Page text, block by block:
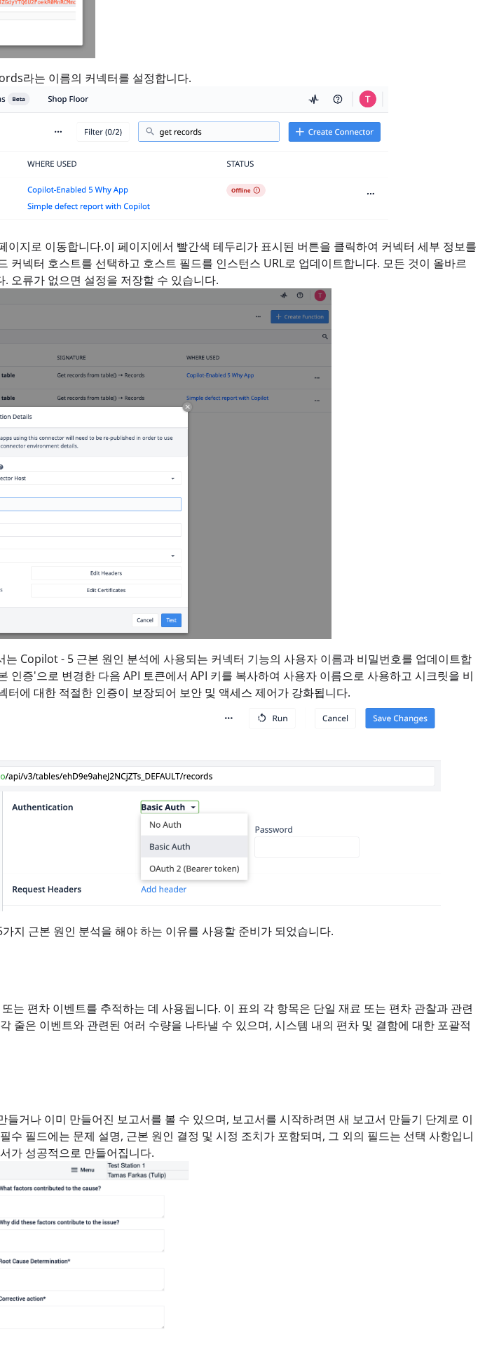
라는 이름의 커넥터를 설정합니다.
이지로 이동합니다.이 페이지에서 빨간색 테두리가 표시된 버튼을 클릭하여 커넥터 세부 정보를
커넥터 호스트를 선택하고 호스트 필드를 인스턴스 URL로 업데이트합니다. 모든 것이 올바르
오류가 없으면 설정을 저장할 수 있습니다.
Copilot - 5 근본 원인 분석에 사용되는 커넥터 기능의 사용자 이름과 비밀번호를 업데이트합
인증'으로 변경한 다음 API 토큰에서 API 키를 복사하여 사용자 이름으로 사용하고 시크릿을 비
터에 대한 적절한 인증이 보장되어 보안 및 액세스 제어가 강화됩니다.
지 근본 원인 분석을 해야 하는 이유를 사용할 준비가 되었습니다.
는 편차 이벤트를 추적하는 데 사용됩니다. 이 표의 각 항목은 단일 재료 또는 편차 관찰과 관련
줄은 이벤트와 관련된 여러 수량을 나타낼 수 있으며, 시스템 내의 편차 및 결함에 대한 포괄적
들거나 이미 만들어진 보고서를 볼 수 있으며, 보고서를 시작하려면 새 보고서 만들기 단계로 이
수 필드에는 문제 설명, 근본 원인 결정 및 시정 조치가 포함되며, 그 외의 필드는 선택 사항입니
가 성공적으로 만들어집니다.